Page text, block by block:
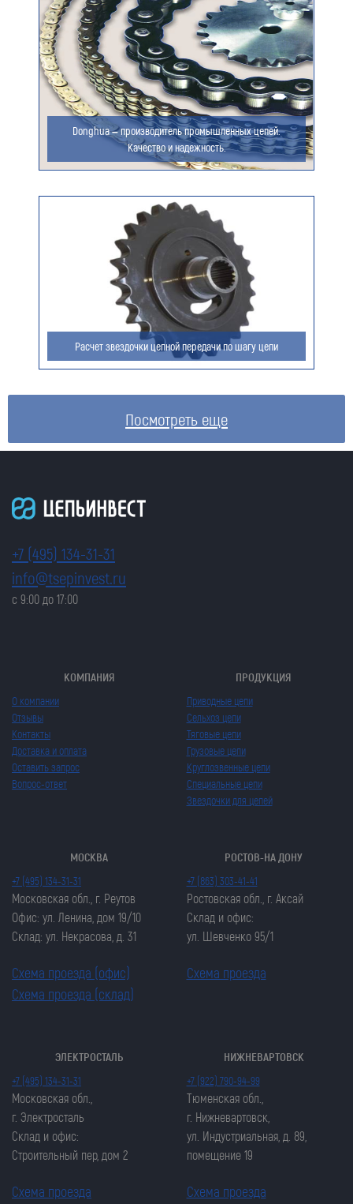
Donghua – производитель промышленных цепей.
Качество и надежность.
Расчет звездочки цепной передачи по шагу цепи
Посмотреть еще
+7 (495) 134-31-31
info@tsepinvest.ru
с 9:00 до 17:00
КОМПАНИЯ
О компании
Отзывы
Контакты
Доставка и оплата
Оставить запрос
Вопрос-ответ
ПРОДУКЦИЯ
Приводные цепи
Сельхоз цепи
Тяговые цепи
Грузовые цепи
Круглозвенные цепи
Специальные цепи
Звездочки для цепей
МОСКВА
+7 (495) 134-31-31
Московская обл., г. Реутов
Офис: ул. Ленина, дом 19/10
Склад: ул. Некрасова, д. 31
Схема проезда (офис)
Схема проезда (склад)
РОСТОВ-НА ДОНУ
+7 (863) 303-41-41
Ростовская обл., г. Аксай
Склад и офис:
ул. Шевченко 95/1
Схема проезда
ЭЛЕКТРОСТАЛЬ
+7 (495) 134-31-31
Московская обл.,
г. Электросталь
Склад и офис:
Строительный пер, дом 2
Схема проезда
НИЖНЕВАРТОВСК
+7 (922) 790-94-99
Тюменская обл.,
г. Нижневартовск,
ул. Индустриальная, д. 89,
помещение 19
Схема проезда
Я даю согласие на обработку моих персональных
данных (ФИО/Компания, телефон, email) компанией
ООО «ЦЕПЬИНВЕСТ».
Посмотреть текст согласия
Закрыть попап
ЗАКАЗАТЬ ЦЕПЬ
Закрыть попап
ОСТАВИТЬ ЗАЯВКУ
Закрыть попап
ОСТАВИТЬ ЗАЯВКУ
Закрыть попап
ЗАКАЗАТЬ ЦЕПЬ